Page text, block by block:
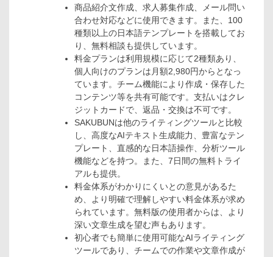
商品紹介文作成、求人募集作成、メール問い
合わせ対応などに使用できます。また、100
種類以上の日本語テンプレートを搭載してお
り、無料相談も提供しています。
料金プランは利用規模に応じて2種類あり、
個人向けのプランは月額2,980円からとなっ
ています。チーム機能により作成・保存した
コンテンツ等を共有可能です。支払いはクレ
ジットカードで、返品・交換は不可です。
SAKUBUNは他のライティングツールと比較
し、高度なAIテキスト生成能力、豊富なテン
プレート、直感的な日本語操作、分析ツール
機能などを持つ。また、7日間の無料トライ
アルも提供。
料金体系がわかりにくいとの意見があるた
め、より明確で理解しやすい料金体系が求め
られています。無料版の使用者からは、より
深い文章生成を望む声もあります。
初心者でも簡単に使用可能なAIライティング
ツールであり、チームでの作業や文章作成が